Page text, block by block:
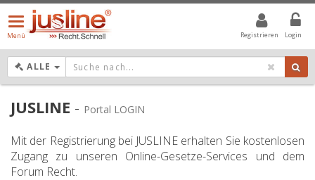
Registrieren Login
Menü
öffnen/schließen
Menü
ALLE DROPDOWN: GEWÄHLTER WERT IST ALLE
JUSLINE - Portal LOGIN
Mit der Registrierung bei JUSLINE erhalten Sie kostenlosen
Zugang zu unseren Online-Gesetze-Services und dem
Forum Recht.